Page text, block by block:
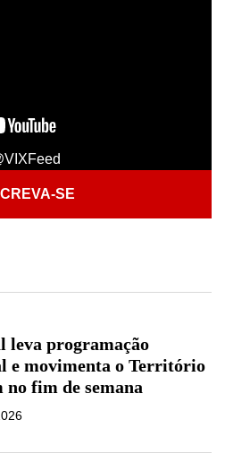
SE
leva programação
e movimenta o Território
no fim de semana